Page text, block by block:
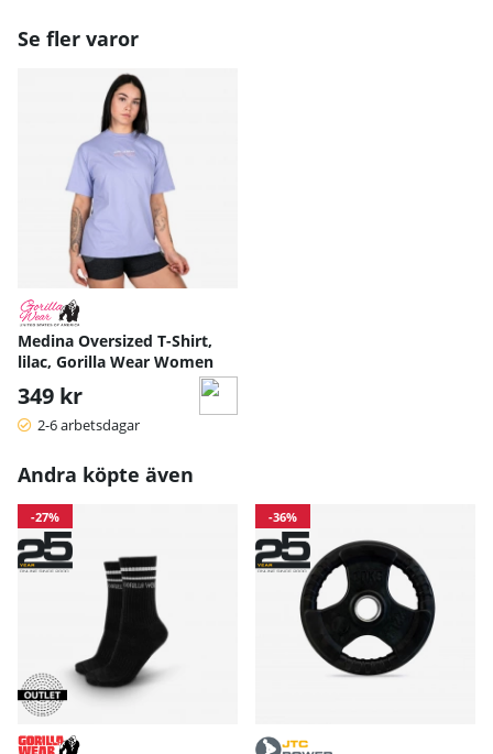
Se fler varor
Medina Oversized T-Shirt,
lilac, Gorilla Wear Women
349 kr
2-6 arbetsdagar
Andra köpte även
-27% -36%